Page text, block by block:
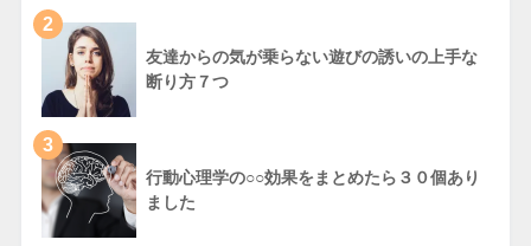
2
友達からの気が乗らない遊びの誘いの上手な
断り方７つ
3
行動心理学の○○効果をまとめたら３０個あり
ました